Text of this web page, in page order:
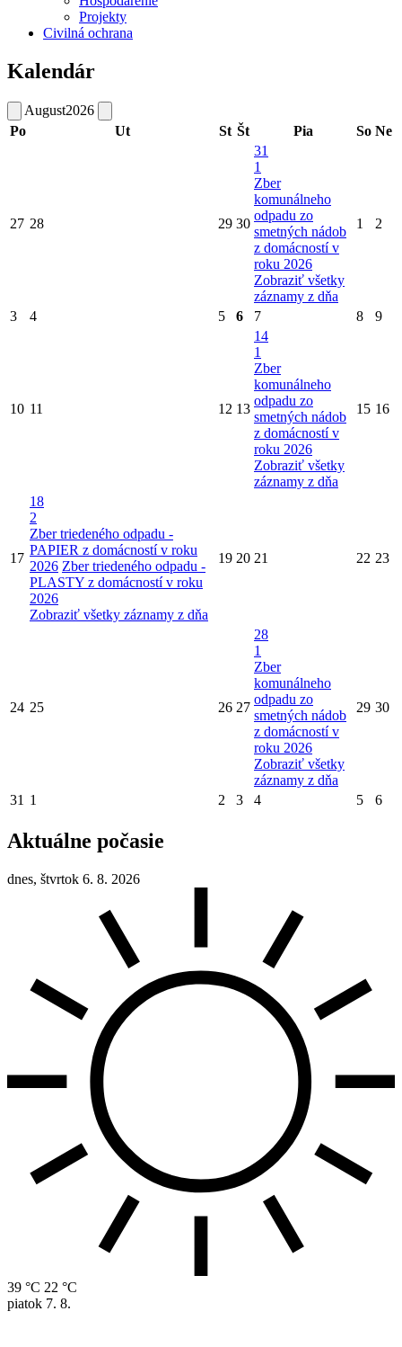
Projekty
Civilná ochrana
Kalendár
August2026
Po
Ut St Št Pia So Ne
27 28 29 30
31
1
Zber
komunálneho
odpadu zo
smetných nádob
z domácností v
roku 2026
Zobraziť všetky
záznamy z dňa
1 2
3 4 5 6 7 8 9
10 11 12 13
14
1
Zber
komunálneho
odpadu zo
smetných nádob
z domácností v
roku 2026
Zobraziť všetky
záznamy z dňa
15 16
17
18
2
Zber triedeného odpadu -
PAPIER z domácností v roku
2026 Zber triedeného odpadu -
PLASTY z domácností v roku
2026
Zobraziť všetky záznamy z dňa
19 20 21 22 23
24 25 26 27
28
1
Zber
komunálneho
odpadu zo
smetných nádob
z domácností v
roku 2026
Zobraziť všetky
záznamy z dňa
29 30
31 1 2 3 4 5 6
Aktuálne počasie
dnes, štvrtok 6. 8. 2026
39 °C 22 °C
piatok 7. 8.